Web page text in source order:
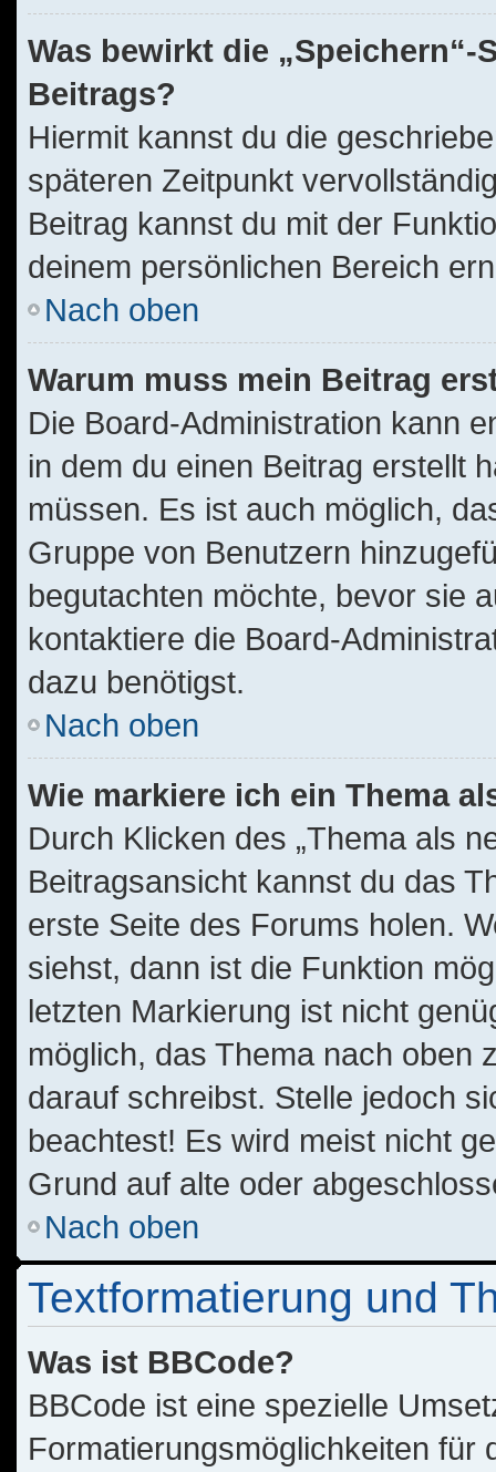
Was bewirkt die
Beitrags?
Hiermit kannst du die
späteren Zeitpunkt
Beitrag kannst du mit der
deinem persönlichen Bereich
Nach oben
Warum muss mein Beitrag
Die Board-Administration kann
in dem du einen Beitrag erstellt
müssen. Es ist auch möglich,
Gruppe von Benutzern
begutachten möchte, bevor sie
kontaktiere die Board-
dazu benötigst.
Nach oben
Wie markiere ich ein Thema
Durch Klicken des „Thema als
Beitragsansicht kannst du das
erste Seite des Forums holen.
siehst, dann ist die Funktion
letzten Markierung ist nicht
möglich, das Thema nach oben
darauf schreibst. Stelle jedoch
beachtest! Es wird meist nicht
Grund auf alte oder
Nach oben
Textformatierung und
Was ist BBCode?
BBCode ist eine spezielle
Formatierungsmöglichkeiten für